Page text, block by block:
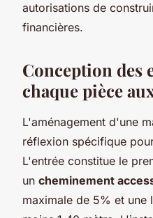
autorisations de
financières.
Conception des
chaque pièce
L'aménagement d'une
réflexion spécifique
L'entrée constitue le
un cheminement
maximale de 5% et une